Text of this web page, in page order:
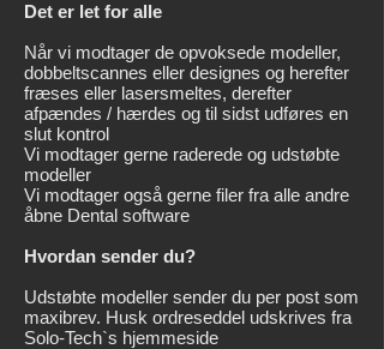
Det er let for alle
Når vi modtager de opvoksede modeller,
dobbeltscannes eller designes og herefter
fræses eller lasersmeltes, derefter
afpændes / hærdes og til sidst udføres en
slut kontrol
Vi modtager gerne raderede og udstøbte
modeller
Vi modtager også gerne filer fra alle andre
åbne Dental software
Hvordan sender du?
Udstøbte modeller sender du per post som
maxibrev. Husk ordreseddel udskrives fra
Solo-Tech`s hjemmeside